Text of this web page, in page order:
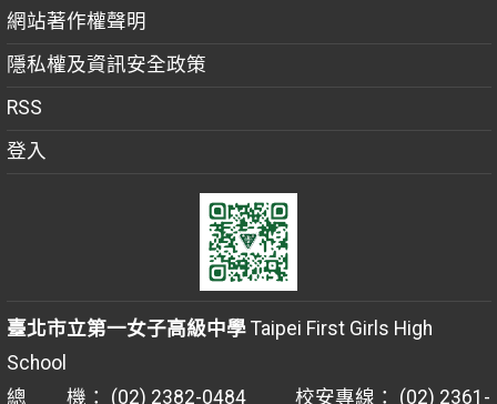
網站著作權聲明
隱私權及資訊安全政策
RSS
登入
臺北市立第一女子高級中學Taipei First Girls High
School
總 機： (02) 2382-0484 校安專線： (02) 2361-